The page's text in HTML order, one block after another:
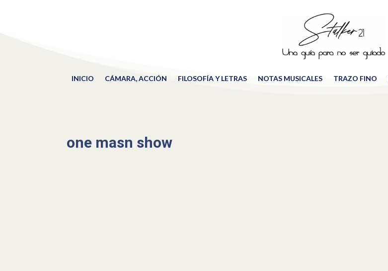
INICIO CÁMARA, ACCIÓN FILOSOFÍA Y LETRAS NOTAS MUSICALES TRAZO FINO
one masn show